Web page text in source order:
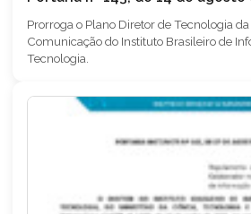
Prorroga o Plano Diretor de Tecnologia
Comunicação do Instituto Brasileiro de
Tecnologia.